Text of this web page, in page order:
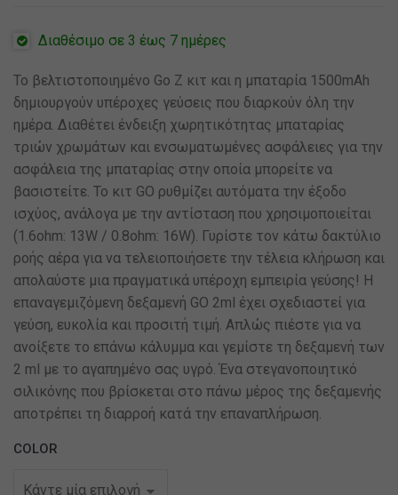
Διαθέσιμο σε 3 έως 7 ημέρες
Το βελτιστοποιημένo Go Z κιτ και η μπαταρία 1500mAh
δημιουργούν υπέροχες γεύσεις που διαρκούν όλη την
ημέρα. Διαθέτει ένδειξη χωρητικότητας μπαταρίας
τριών χρωμάτων και ενσωματωμένες ασφάλειες για την
ασφάλεια της μπαταρίας στην οποία μπορείτε να
βασιστείτε. Το κιτ GO ρυθμίζει αυτόματα την έξοδο
ισχύος, ανάλογα με την αντίσταση που χρησιμοποιείται
(1.6ohm: 13W / 0.8ohm: 16W). Γυρίστε τον κάτω δακτύλιο
ροής αέρα για να τελειοποιήσετε την τέλεια κλήρωση και
απολαύστε μια πραγματικά υπέροχη εμπειρία γεύσης! Η
επαναγεμιζόμενη δεξαμενή GO 2ml έχει σχεδιαστεί για
γεύση, ευκολία και προσιτή τιμή. Απλώς πιέστε για να
ανοίξετε το επάνω κάλυμμα και γεμίστε τη δεξαμενή των
2 ml με το αγαπημένο σας υγρό. Ένα στεγανοποιητικό
σιλικόνης που βρίσκεται στο πάνω μέρος της δεξαμενής
αποτρέπει τη διαρροή κατά την επαναπλήρωση.
COLOR